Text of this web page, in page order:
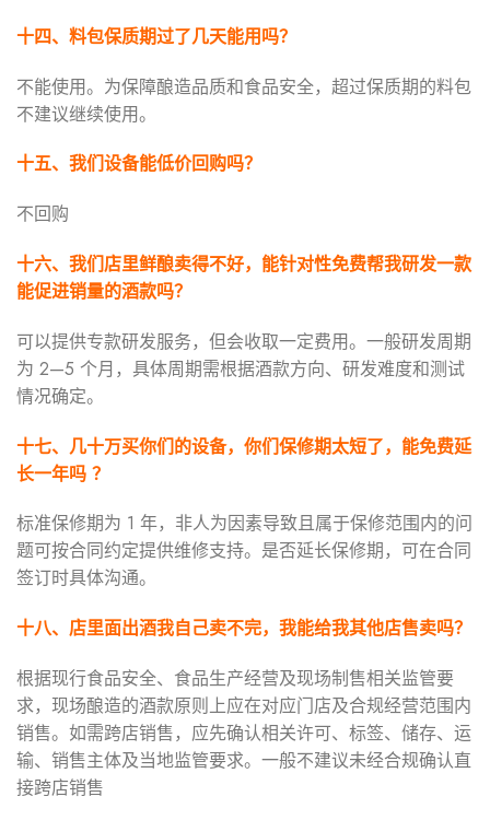
十四、料包保质期过了几天能用吗？
不能使用。为保障酿造品质和食品安全，超过保质期的料包
不建议继续使用。
十五、我们设备能低价回购吗？
不回购
十六、我们店里鲜酿卖得不好，能针对性免费帮我研发一款
能促进销量的酒款吗？
可以提供专款研发服务，但会收取一定费用。一般研发周期
为 2—5 个月，具体周期需根据酒款方向、研发难度和测试
情况确定。
十七、几十万买你们的设备，你们保修期太短了，能免费延
长一年吗 ？
标准保修期为 1 年，非人为因素导致且属于保修范围内的问
题可按合同约定提供维修支持。是否延长保修期，可在合同
签订时具体沟通。
十八、店里面出酒我自己卖不完，我能给我其他店售卖吗？
根据现行食品安全、食品生产经营及现场制售相关监管要
求，现场酿造的酒款原则上应在对应门店及合规经营范围内
销售。如需跨店销售，应先确认相关许可、标签、储存、运
输、销售主体及当地监管要求。一般不建议未经合规确认直
接跨店销售